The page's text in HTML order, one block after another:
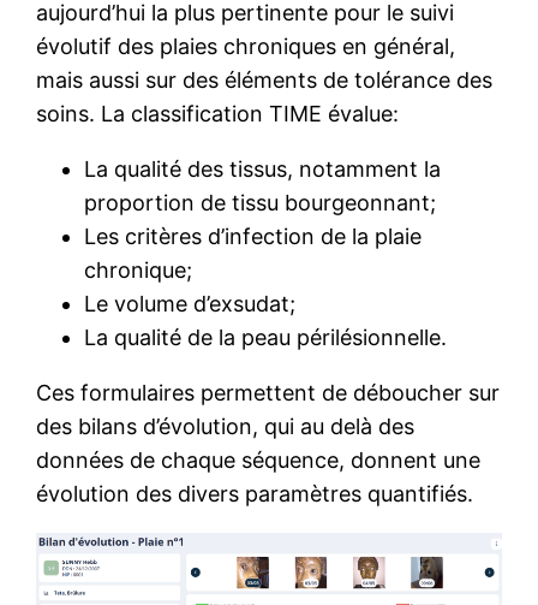
aujourd’hui la plus pertinente pour le suivi
évolutif des plaies chroniques en général,
mais aussi sur des éléments de tolérance des
soins. La classification TIME évalue:
La qualité des tissus, notamment la
proportion de tissu bourgeonnant;
Les critères d’infection de la plaie
chronique;
Le volume d’exsudat;
La qualité de la peau périlésionnelle.
Ces formulaires permettent de déboucher sur
des bilans d’évolution, qui au delà des
données de chaque séquence, donnent une
évolution des divers paramètres quantifiés.